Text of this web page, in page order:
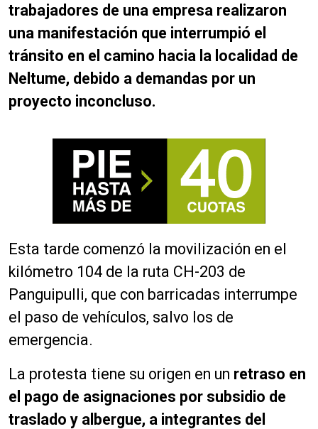
trabajadores de una empresa realizaron
una manifestación que interrumpió el
tránsito en el camino hacia la localidad de
Neltume, debido a demandas por un
proyecto inconcluso.
Esta tarde comenzó la movilización en el
kilómetro 104 de la ruta CH-203 de
Panguipulli, que con barricadas interrumpe
el paso de vehículos, salvo los de
emergencia.
La protesta tiene su origen en un retraso en
el pago de asignaciones por subsidio de
traslado y albergue, a integrantes del